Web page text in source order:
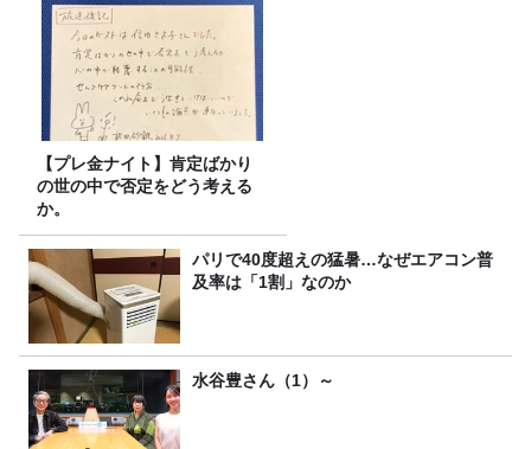
【プレ金ナイト】肯定ばかり
の世の中で否定をどう考える
か。
パリで40度超えの猛暑…なぜエアコン普
及率は「1割」なのか
水谷豊さん（1）～